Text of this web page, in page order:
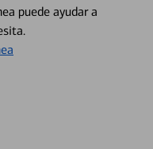
puede ayudar a